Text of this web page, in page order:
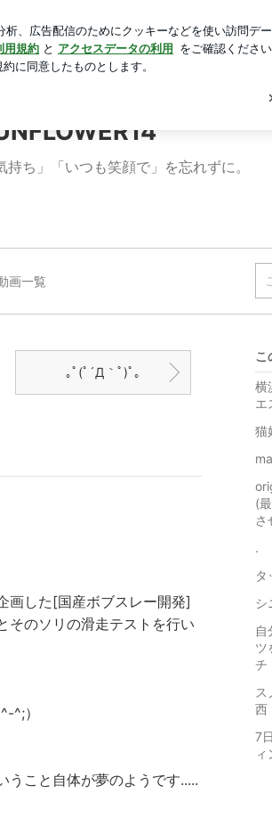
ログイン
持ち」「いつも笑顔で」を忘れずに。
画一覧
｡ﾟ(ﾟ´Д｀ﾟ)ﾟ｡
画した[国産ボブスレー開発]
そのソリの滑走テストを行い
^;）
うこと自体が夢のようです.....
こ
横
エ
猫
(
さ
.
タ
シ
自
ツ
チ
ス
西
7